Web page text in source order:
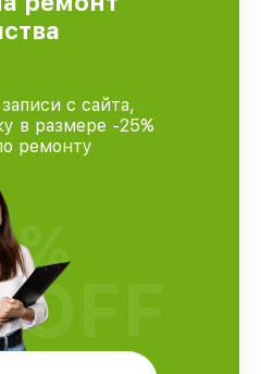
с сайта,
в размере -25%
ремонту
%
OFF